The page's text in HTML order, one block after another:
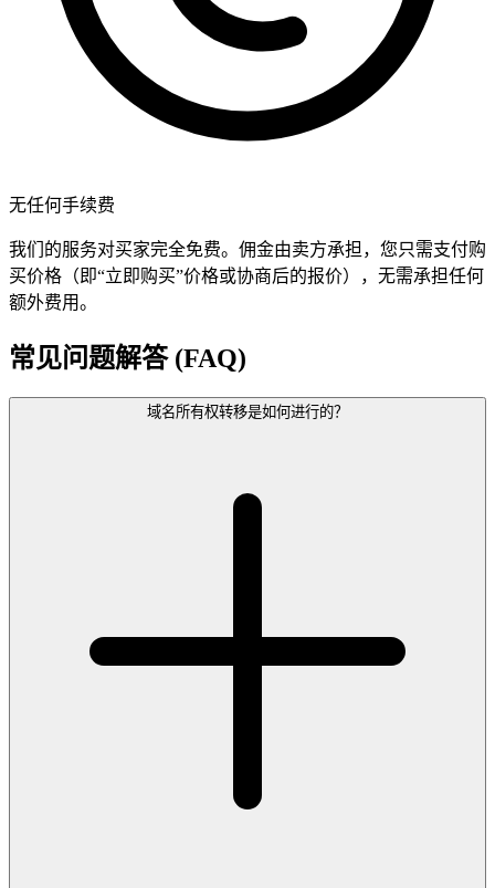
无任何手续费
我们的服务对买家完全免费。佣金由卖方承担，您只需支付购
买价格（即“立即购买”价格或协商后的报价），无需承担任何
额外费用。
常见问题解答 (FAQ)
域名所有权转移是如何进行的？